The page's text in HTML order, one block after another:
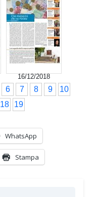
16/12/2018
6 7 8 9
10
18 19
WhatsApp
Stampa